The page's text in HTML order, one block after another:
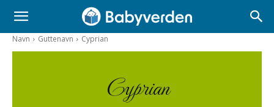
Navn Guttenavn Cyprian
Cyprian